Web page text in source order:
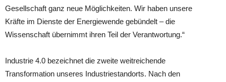
Gesellschaft ganz neue Möglichkeiten. Wir haben unsere
Kräfte im Dienste der Energiewende gebündelt – die
Wissenschaft übernimmt ihren Teil der Verantwortung.“
Industrie 4.0 bezeichnet die zweite weitreichende
Transformation unseres Industriestandorts. Nach den